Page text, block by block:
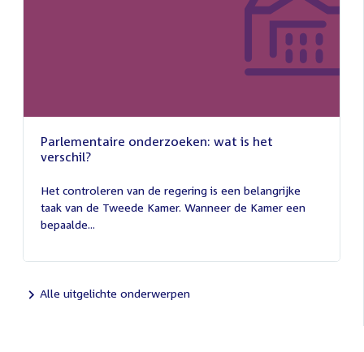
Parlementaire onderzoeken: wat is het
verschil?
juli
2026
Het controleren van de regering is een belangrijke
taak van de Tweede Kamer. Wanneer de Kamer een
bepaalde...
Alle uitgelichte onderwerpen